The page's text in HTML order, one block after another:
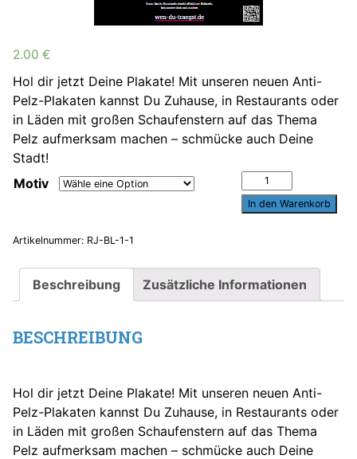
2.00 €
Hol dir jetzt Deine Plakate! Mit unseren neuen Anti-
Pelz-Plakaten kannst Du Zuhause, in Restaurants oder
in Läden mit großen Schaufenstern auf das Thema
Pelz aufmerksam machen – schmücke auch Deine
Stadt!
Motiv
Anti-
Pelz-
Plakate
In den Warenkorb
Artikelnummer: RJ-BL-1-1
Beschreibung Zusätzliche Informationen
BESCHREIBUNG
Hol dir jetzt Deine Plakate! Mit unseren neuen Anti-
Pelz-Plakaten kannst Du Zuhause, in Restaurants oder
in Läden mit großen Schaufenstern auf das Thema
Pelz aufmerksam machen – schmücke auch Deine